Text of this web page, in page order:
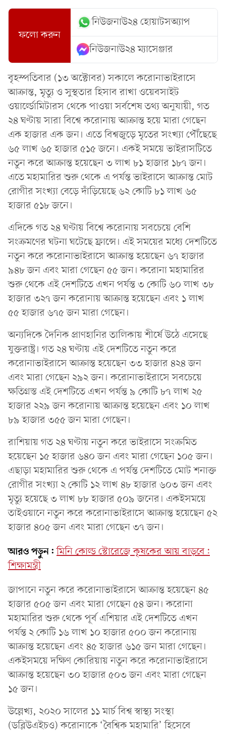
ফলো করুন
নিউজনাউ২৪ হোয়াটসঅ্যাপ
নিউজনাউ২৪ ম্যাসেঞ্জার
বৃহস্পতিবার (১৩ অক্টোবর) সকালে করোনাভাইরাসে
আক্রান্ত, মৃত্যু ও সুস্থতার হিসাব রাখা ওয়েবসাইট
ওয়ার্ল্ডোমিটারস থেকে পাওয়া সর্বশেষ তথ্য অনুযায়ী, গত
২৪ ঘণ্টায় সারা বিশ্বে করোনায় আক্রান্ত হয়ে মারা গেছেন
এক হাজার এক জন। এতে বিশ্বজুড়ে মৃতের সংখ্যা পৌঁছেছে
৬৫ লাখ ৬৫ হাজার ৫১৫ জনে। একই সময়ে ভাইরাসটিতে
নতুন করে আক্রান্ত হয়েছেন ৩ লাখ ৮১ হাজার ১৮৭ জন।
এতে মহামারির শুরু থেকে এ পর্যন্ত ভাইরাসে আক্রান্ত মোট
রোগীর সংখ্যা বেড়ে দাঁড়িয়েছে ৬২ কোটি ৮১ লাখ ৬৫
হাজার ৫১৮ জনে।
এদিকে গত ২৪ ঘণ্টায় বিশ্বে করোনায় সবচেয়ে বেশি
সংক্রমণের ঘটনা ঘটেছে ফ্রান্সে। এই সময়ের মধ্যে দেশটিতে
নতুন করে করোনাভাইরাসে আক্রান্ত হয়েছেন ৬৭ হাজার
৯৪৮ জন এবং মারা গেছেন ৫৫ জন। করোনা মহামারির
শুরু থেকে এই দেশটিতে এখন পর্যন্ত ৩ কোটি ৬০ লাখ ৩৮
হাজার ৩২৭ জন করোনায় আক্রান্ত হয়েছেন এবং ১ লাখ
৫৫ হাজার ৬৭৫ জন মারা গেছেন।
অন্যদিকে দৈনিক প্রাণহানির তালিকায় শীর্ষে উঠে এসেছে
যুক্তরাষ্ট্র। গত ২৪ ঘণ্টায় এই দেশটিতে নতুন করে
করোনাভাইরাসে আক্রান্ত হয়েছেন ৩৩ হাজার ৪২৪ জন
এবং মারা গেছেন ২৯২ জন। করোনাভাইরাসে সবচেয়ে
ক্ষতিগ্রস্ত এই দেশটিতে এখন পর্যন্ত ৯ কোটি ৮৭ লাখ ২৫
হাজার ২২৯ জন করোনায় আক্রান্ত হয়েছেন এবং ১০ লাখ
৮৯ হাজার ৩৫৫ জন মারা গেছেন।
রাশিয়ায় গত ২৪ ঘণ্টায় নতুন করে ভাইরাসে সংক্রমিত
হয়েছেন ১৫ হাজার ৬৪০ জন এবং মারা গেছেন ১০৫ জন।
এছাড়া মহামারির শুরু থেকে এ পর্যন্ত দেশটিতে মোট শনাক্ত
রোগীর সংখ্যা ২ কোটি ১২ লাখ ৪৮ হাজার ৬০৩ জন এবং
মৃত্যু হয়েছে ৩ লাখ ৮৮ হাজার ৫০৯ জনের। একইসময়ে
তাইওয়ানে নতুন করে করোনাভাইরাসে আক্রান্ত হয়েছেন ৫২
হাজার ৪০৫ জন এবং মারা গেছেন ৩৭ জন।
আরও পড়ুন: মিনি কোল্ড স্টোরেজে কৃষকের আয় বাড়বে:
শিক্ষামন্ত্রী
জাপানে নতুন করে করোনাভাইরাসে আক্রান্ত হয়েছেন ৪৫
হাজার ৫০৫ জন এবং মারা গেছেন ৫৪ জন। করোনা
মহামারির শুরু থেকে পূর্ব এশিয়ার এই দেশটিতে এখন
পর্যন্ত ২ কোটি ১৬ লাখ ১০ হাজার ৫০০ জন করোনায়
আক্রান্ত হয়েছেন এবং ৪৫ হাজার ৬১৫ জন মারা গেছেন।
একইসময়ে দক্ষিণ কোরিয়ায় নতুন করে করোনাভাইরাসে
আক্রান্ত হয়েছেন ৩০ হাজার ৫০৩ জন এবং মারা গেছেন
১৫ জন।
উল্লেখ্য, ২০২০ সালের ১১ মার্চ বিশ্ব স্বাস্থ্য সংস্থা
(ডব্লিউএইচও) করোনাকে ‘বৈশ্বিক মহামারি’ হিসেবে